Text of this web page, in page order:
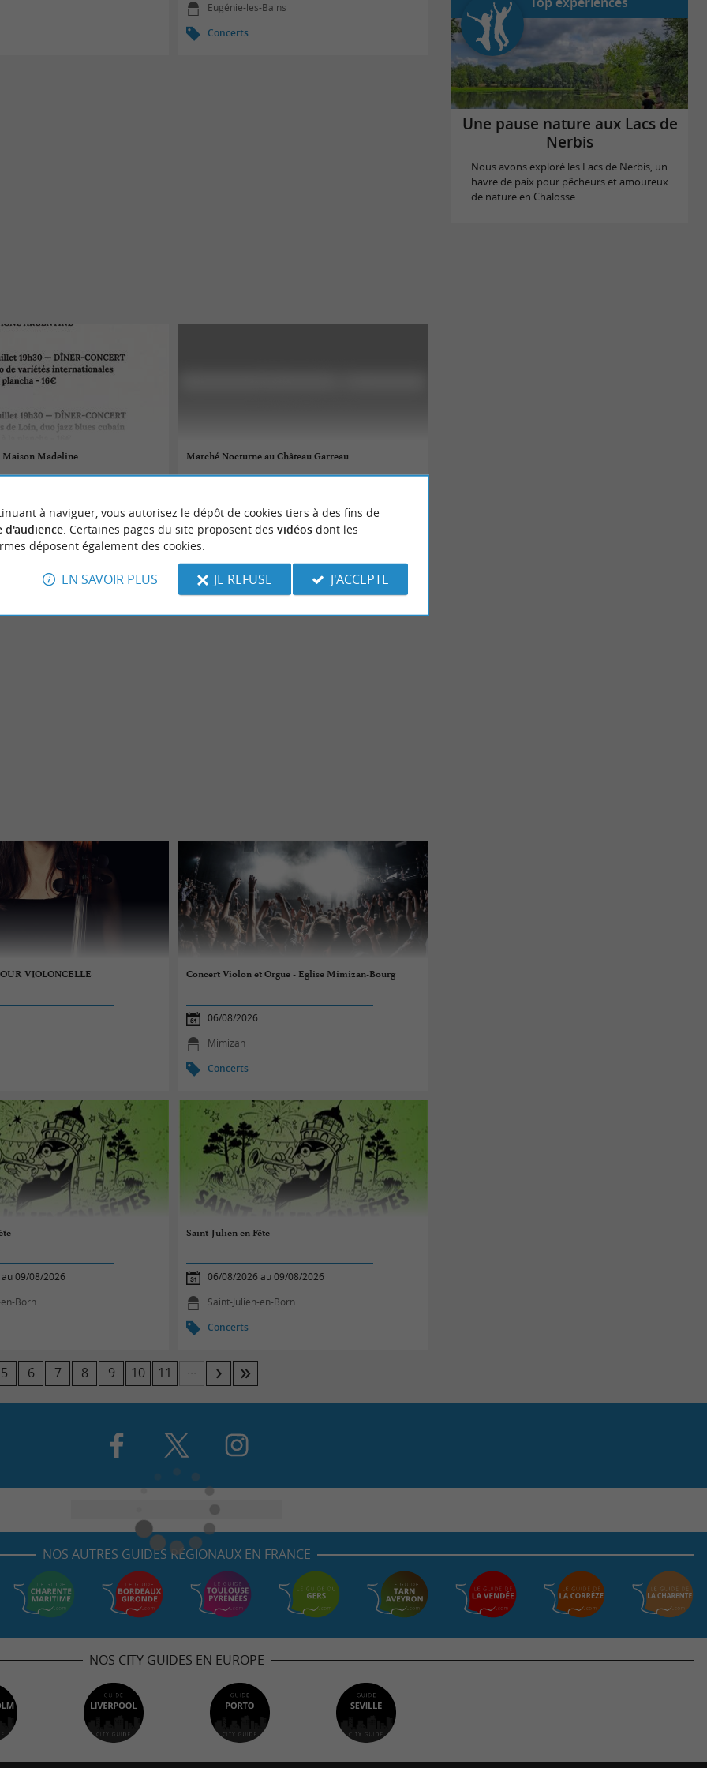
Eugénie-les-Bains
Concerts
Madeline
Bains
Marché Nocturne au Château Garreau
Labastide d'Armagnac
VIOLONCELLE Concert Violon et Orgue - Eglise Mimizan-Bourg
06/08/2026
Mimizan
Concerts
09/08/2026
Born
Saint-Julien en Fête
06/08/2026 au 09/08/2026
Saint-Julien-en-Born
Concerts
5 6 7 8 9 10 11
Une pause nature aux Lacs de
Nerbis
Nous avons exploré les Lacs de Nerbis, un
havre de paix pour pêcheurs et amoureux
de nature en Chalosse. ...
NOS AUTRES GUIDES RÉGIONAUX EN FRANCE
NOS CITY GUIDES EN EUROPE
à naviguer, vous autorisez le dépôt de cookies tiers à des fins de
d'audience. Certaines pages du site proposent des vidéosdont les
déposent également des cookies.
EN SAVOIR PLUS JE REFUSE J'ACCEPTE